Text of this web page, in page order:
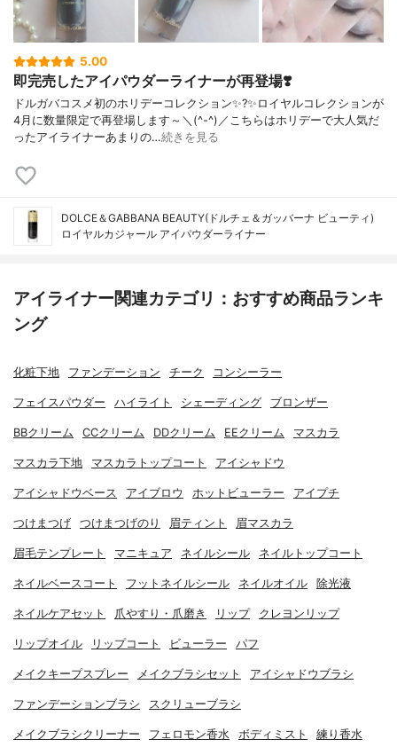
5.00
即完売したアイパウダーライナーが再登場❣️
ドルガバコスメ初のホリデーコレクション✨?✨ロイヤルコレクションが
4月に数量限定で再登場します～＼(^-^)／こちらはホリデーで大人気だ
ったアイライナーあまりの…続きを見る
DOLCE＆GABBANA BEAUTY(ドルチェ＆ガッバーナ ビューティ)
ロイヤルカジャール アイパウダーライナー
アイライナー関連カテゴリ：おすすめ商品ランキ
ング
化粧下地 ファンデーション チーク コンシーラー
フェイスパウダー ハイライト シェーディング ブロンザー
BBクリーム CCクリーム DDクリーム EEクリーム マスカラ
マスカラ下地 マスカラトップコート アイシャドウ
アイシャドウベース アイブロウ ホットビューラー アイプチ
つけまつげ つけまつげのり 眉ティント 眉マスカラ
眉毛テンプレート マニキュア ネイルシール ネイルトップコート
ネイルベースコート フットネイルシール ネイルオイル 除光液
ネイルケアセット 爪やすり・爪磨き リップ クレヨンリップ
リップオイル リップコート ビューラー パフ
メイクキープスプレー メイクブラシセット アイシャドウブラシ
ファンデーションブラシ スクリューブラシ
メイクブラシクリーナー フェロモン香水 ボディミスト 練り香水